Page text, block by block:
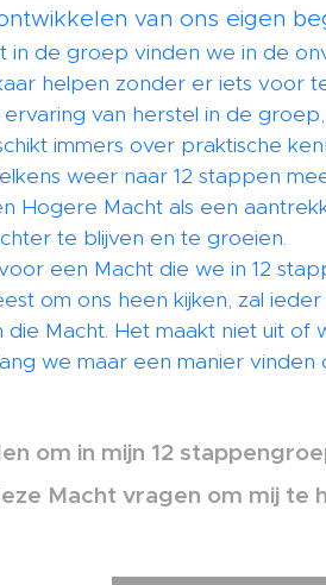
van ons eigen
in de groep vinden we in de
helpen zonder er iets voor
van herstel in de
immers over praktische
weer naar 12 stappen
Hogere Macht als een
te blijven en te groeien.
een Macht die we in 12
om ons heen kijken, zal
die Macht. Het maakt niet uit
we maar een manier vinden
om in mijn 12
Macht vragen om mij te